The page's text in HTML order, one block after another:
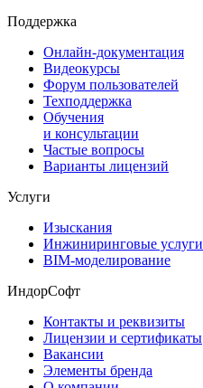
Поддержка
Онлайн-документация
Видеокурсы
Форум пользователей
Техподдержка
Обучения
и консультации
Частые вопросы
Варианты лицензий
Услуги
Изыскания
Инжиниринговые услуги
BIM-моделирование
ИндорСофт
Контакты и реквизиты
Лицензии и сертификаты
Вакансии
Элементы бренда